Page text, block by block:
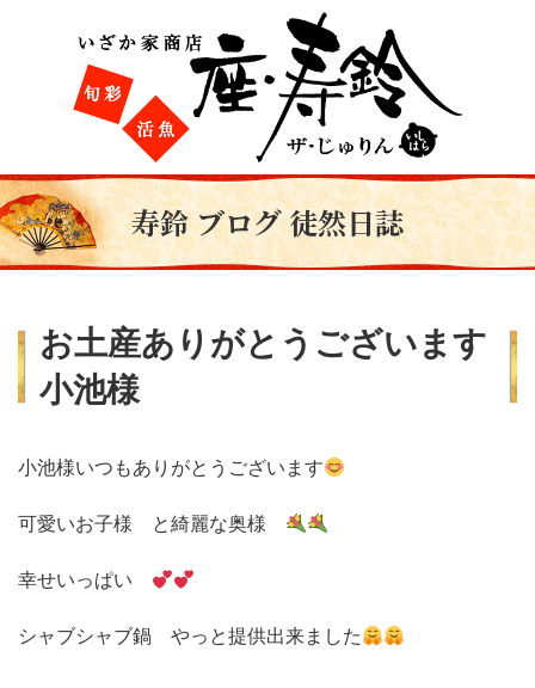
寿鈴 ブログ 徒然日誌
お土産ありがとうございます
小池様
小池様いつもありがとうございます
可愛いお子様 と綺麗な奥様
幸せいっぱい
シャブシャブ鍋 やっと提供出来ました